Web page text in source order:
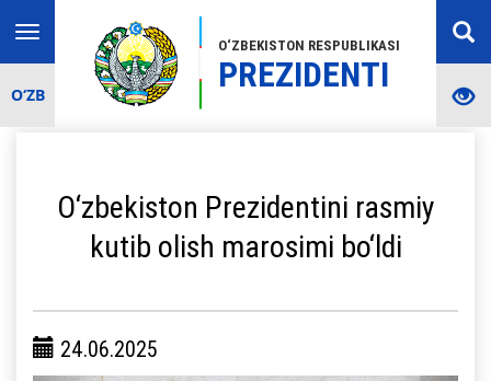
O‘ZBEKISTON RESPUBLIKASI
PREZIDENTI
Toggle
navigation
O‘ZB
O‘zbekiston Prezidentini rasmiy
kutib olish marosimi bo‘ldi
24.06.2025